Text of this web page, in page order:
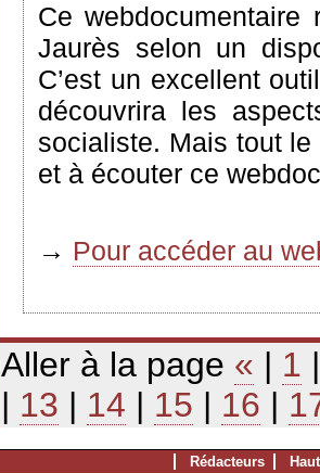
Ce
Jaurès selon un
C’est un excellent
découvrira les
socialiste. Mais tout
et à écouter ce
→ Pour accéder au
Aller à la page « | 1
| 13 | 14 | 15 | 16 |
Rédacteurs